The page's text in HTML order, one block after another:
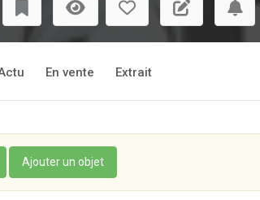
En vente Extrait
Ajouter un objet